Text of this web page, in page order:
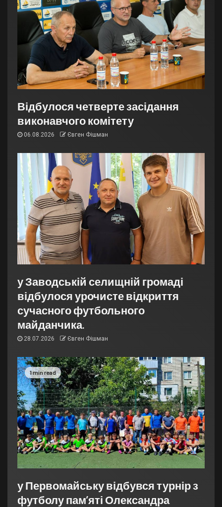
Відбулося четверте засідання
виконавчого комітету
06.08.2026 Євген Фішман
у Заводській селищній громаді
відбулося урочисте відкриття
сучасного футбольного
майданчика.
28.07.2026 Євген Фішман
1 min read
у Первомайську відбувся турнір з
футболу пам’яті Олександра